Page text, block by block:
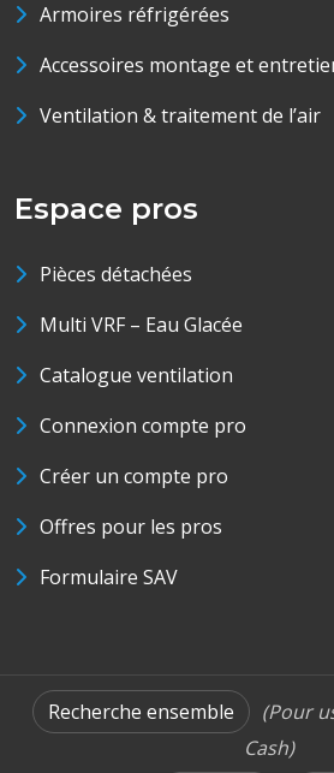
Armoires réfrigérées
Accessoires montage et
Ventilation & traitement de l’air
Espace pros
Pièces détachées
Multi VRF – Eau Glacée
Catalogue ventilation
Connexion compte pro
Créer un compte pro
Offres pour les pros
Formulaire SAV
Recherche ensemble
(Pour
Cash)